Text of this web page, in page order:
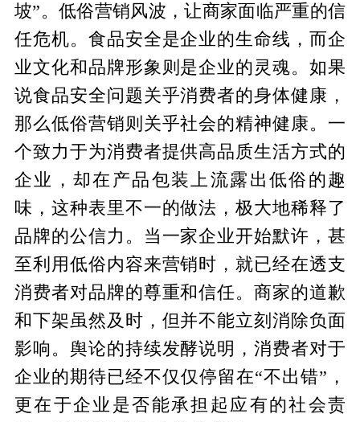
坡”。低俗营销风波，让商家面临严重的信
任危机。食品安全是企业的生命线，而企
业文化和品牌形象则是企业的灵魂。如果
说食品安全问题关乎消费者的身体健康，
那么低俗营销则关乎社会的精神健康。一
个致力于为消费者提供高品质生活方式的
企业，却在产品包装上流露出低俗的趣
味，这种表里不一的做法，极大地稀释了
品牌的公信力。当一家企业开始默许，甚
至利用低俗内容来营销时，就已经在透支
消费者对品牌的尊重和信任。商家的道歉
和下架虽然及时，但并不能立刻消除负面
影响。舆论的持续发酵说明，消费者对于
企业的期待已经不仅仅停留在“不出错”，
更在于企业是否能承担起应有的社会责